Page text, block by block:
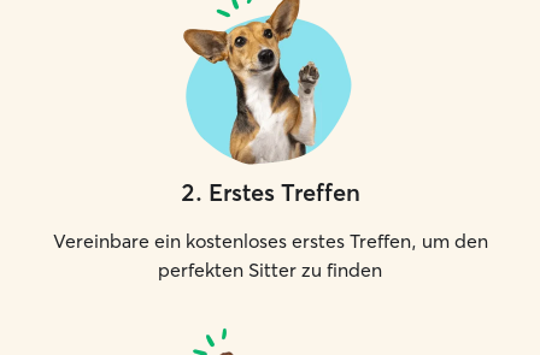
2. Erstes Treffen
Vereinbare ein kostenloses erstes Treffen, um den
perfekten Sitter zu finden